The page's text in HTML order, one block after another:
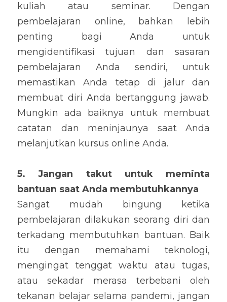
kuliah atau seminar. Dengan
pembelajaran online, bahkan lebih
penting bagi Anda untuk
mengidentifikasi tujuan dan sasaran
pembelajaran Anda sendiri, untuk
memastikan Anda tetap di jalur dan
membuat diri Anda bertanggung jawab.
Mungkin ada baiknya untuk membuat
catatan dan meninjaunya saat Anda
melanjutkan kursus online Anda.
5. Jangan takut untuk meminta
bantuan saat Anda membutuhkannya
Sangat mudah bingung ketika
pembelajaran dilakukan seorang diri dan
terkadang membutuhkan bantuan. Baik
itu dengan memahami teknologi,
mengingat tenggat waktu atau tugas,
atau sekadar merasa terbebani oleh
tekanan belajar selama pandemi, jangan